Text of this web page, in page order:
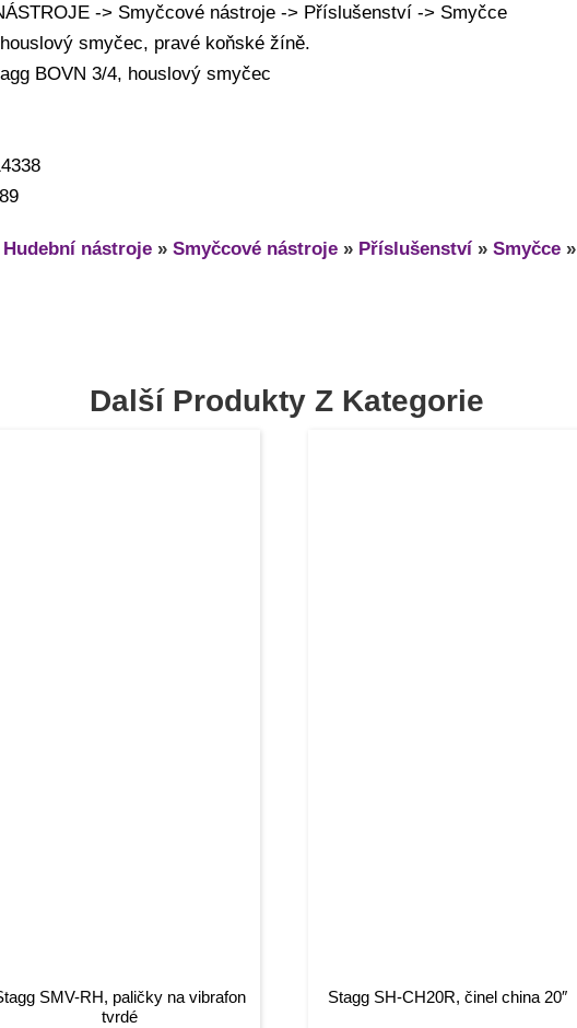
-> Smyčcové nástroje -> Příslušenství -> Smyčce
smyčec, pravé koňské žíně.
BOVN 3/4, houslový smyčec
Hudební nástroje » Smyčcové nástroje » Příslušenství » Smyčce »
Další Produkty Z Kategorie
SMV-RH, paličky na vibrafon
tvrdé
Stagg SH-CH20R, činel china 20″